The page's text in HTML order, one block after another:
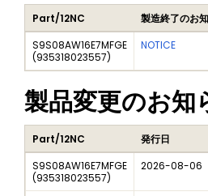
Part/12NC 製造終了のお
S9S08AW16E7MFGE
(935318023557)
NOTICE
製品変更のお知
Part/12NC 発行日
S9S08AW16E7MFGE
(935318023557)
2026-08-06